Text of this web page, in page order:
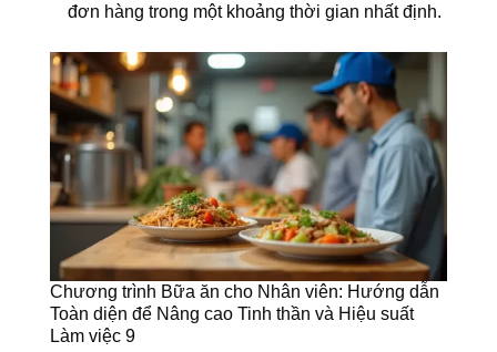
đơn hàng trong một khoảng thời gian nhất định.
Chương trình Bữa ăn cho Nhân viên: Hướng dẫn
Toàn diện để Nâng cao Tinh thần và Hiệu suất
Làm việc 9